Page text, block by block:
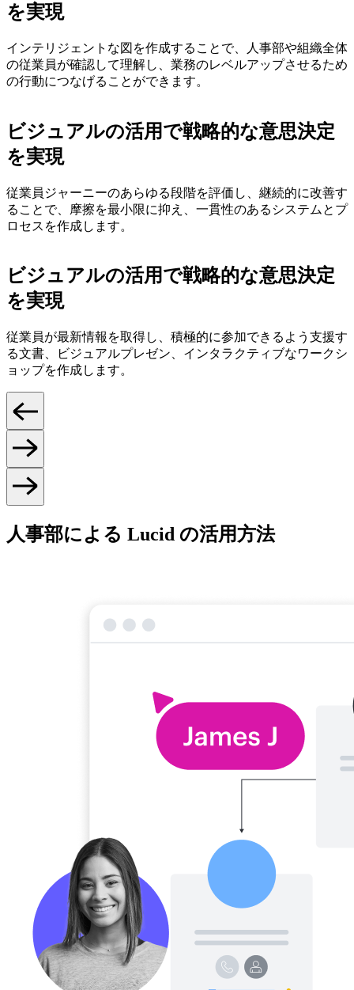
を実現
インテリジェントな図を作成することで、人事部や組織全体
の従業員が確認して理解し、業務のレベルアップさせるため
の行動につなげることができます。
ビジュアルの活用で戦略的な意思決定
を実現
従業員ジャーニーのあらゆる段階を評価し、継続的に改善す
ることで、摩擦を最小限に抑え、一貫性のあるシステムとプ
ロセスを作成します。
ビジュアルの活用で戦略的な意思決定
を実現
従業員が最新情報を取得し、積極的に参加できるよう支援す
る文書、ビジュアルプレゼン、インタラクティブなワークシ
ョップを作成します。
人事部による Lucid の活用方法